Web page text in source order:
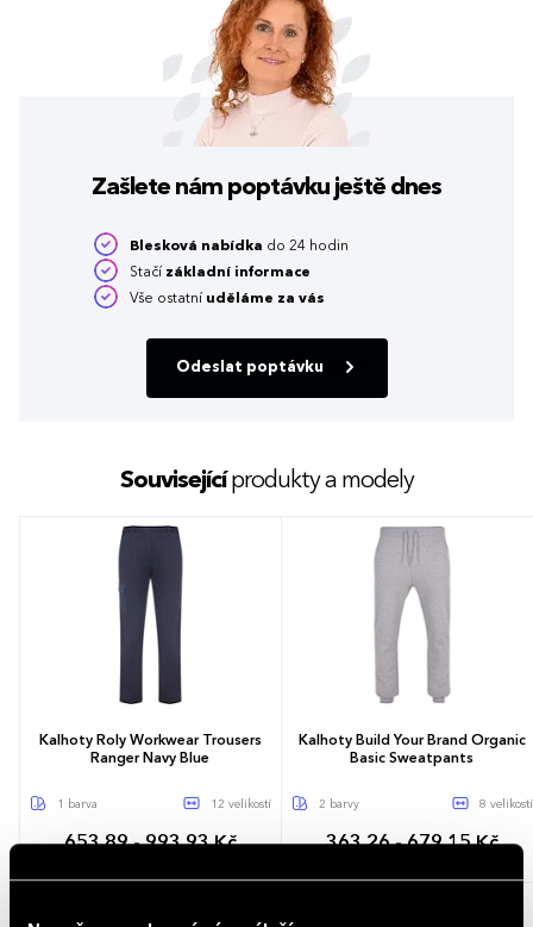
Zašlete nám poptávku ještě dnes
Blesková nabídka do 24 hodin
Stačí základní informace
Vše ostatní uděláme za vás
Odeslat poptávku
Souvisejícíprodukty a modely
Kalhoty Roly Workwear Trousers
Ranger Navy Blue
1 barva 12 velikostí
653,89 - 993,93 Kč
Kalhoty Build Your Brand Organic
Basic Sweatpants
2 barvy 8 velikostí
363,26 - 679,15 Kč